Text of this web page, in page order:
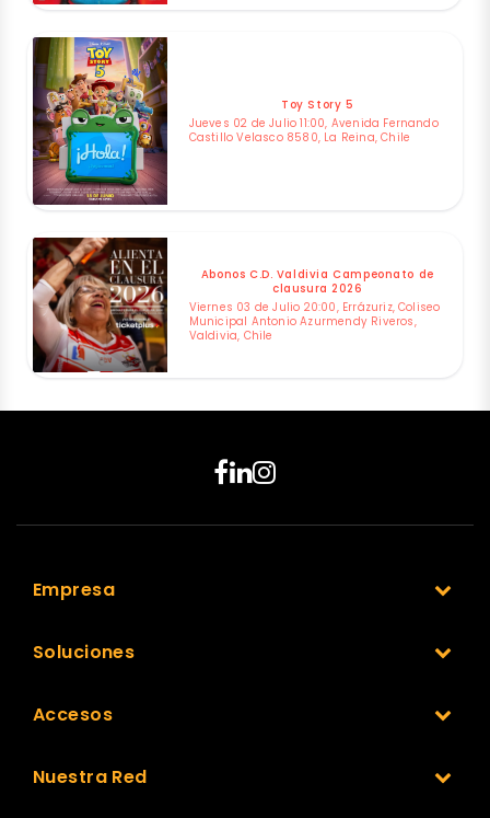
Toy Story 5
Jueves 02 de Julio 11:00, Avenida Fernando
Castillo Velasco 8580, La Reina, Chile
Abonos C.D. Valdivia Campeonato de
clausura 2026
Viernes 03 de Julio 20:00, Errázuriz, Coliseo
Municipal Antonio Azurmendy Riveros,
Valdivia, Chile
Empresa
Soluciones
Accesos
Nuestra Red